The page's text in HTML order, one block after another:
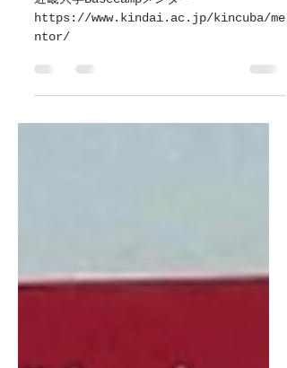
メンターになりました。
近畿大学Basecampメンター
ntor/